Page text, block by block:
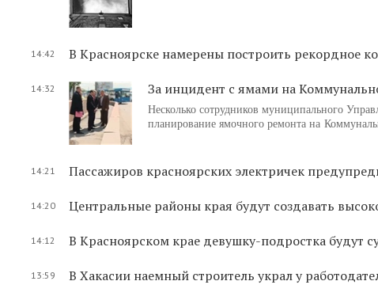
14:42 В Красноярске намерены построить рекордное
14:32 За инцидент с ямами на
Несколько сотрудников муниципального
планирование ямочного ремонта на
14:21 Пассажиров красноярских электричек
14:20 Центральные районы края будут создавать
14:12 В Красноярском крае девушку-подростка будут
13:59 В Хакасии наемный строитель украл у